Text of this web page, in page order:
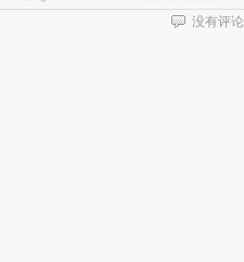
没有评论